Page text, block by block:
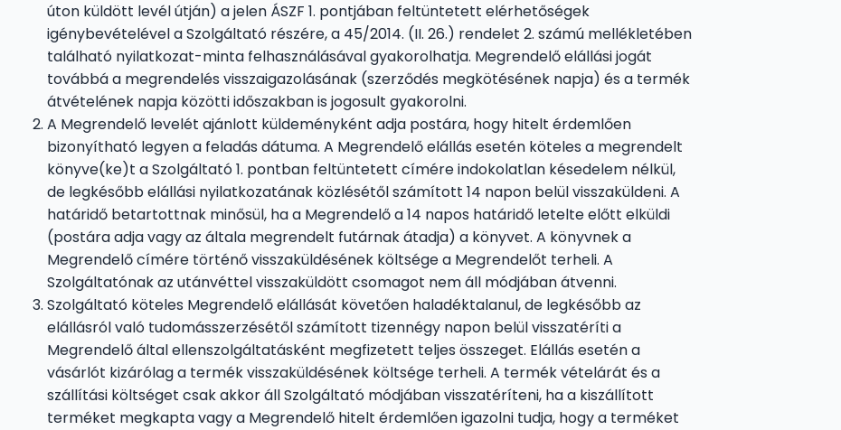
úton küldött levél útján) a jelen ÁSZF 1. pontjában feltüntetett elérhetőségek
igénybevételével a Szolgáltató részére, a 45/2014. (II. 26.) rendelet 2. számú mellékletében
található nyilatkozat-minta felhasználásával gyakorolhatja. Megrendelő elállási jogát
továbbá a megrendelés visszaigazolásának (szerződés megkötésének napja) és a termék
átvételének napja közötti időszakban is jogosult gyakorolni.
A Megrendelő levelét ajánlott küldeményként adja postára, hogy hitelt érdemlően
bizonyítható legyen a feladás dátuma. A Megrendelő elállás esetén köteles a megrendelt
könyve(ke)t a Szolgáltató 1. pontban feltüntetett címére indokolatlan késedelem nélkül,
de legkésőbb elállási nyilatkozatának közlésétől számított 14 napon belül visszaküldeni. A
határidő betartottnak minősül, ha a Megrendelő a 14 napos határidő letelte előtt elküldi
(postára adja vagy az általa megrendelt futárnak átadja) a könyvet. A könyvnek a
Megrendelő címére történő visszaküldésének költsége a Megrendelőt terheli. A
Szolgáltatónak az utánvéttel visszaküldött csomagot nem áll módjában átvenni.
Szolgáltató köteles Megrendelő elállását követően haladéktalanul, de legkésőbb az
elállásról való tudomásszerzésétől számított tizennégy napon belül visszatéríti a
Megrendelő által ellenszolgáltatásként megfizetett teljes összeget. Elállás esetén a
vásárlót kizárólag a termék visszaküldésének költsége terheli. A termék vételárát és a
szállítási költséget csak akkor áll Szolgáltató módjában visszatéríteni, ha a kiszállított
terméket megkapta vagy a Megrendelő hitelt érdemlően igazolni tudja, hogy a terméket